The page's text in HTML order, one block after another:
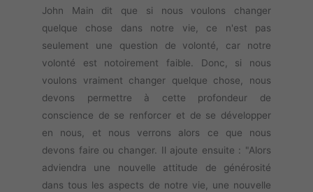
John Main dit que si nous voulons changer
quelque chose dans notre vie, ce n'est pas
seulement une question de volonté, car notre
volonté est notoirement faible. Donc, si nous
voulons vraiment changer quelque chose, nous
devons permettre à cette profondeur de
conscience de se renforcer et de se développer
en nous, et nous verrons alors ce que nous
devons faire ou changer. Il ajoute ensuite : "Alors
adviendra une nouvelle attitude de générosité
dans tous les aspects de notre vie, une nouvelle